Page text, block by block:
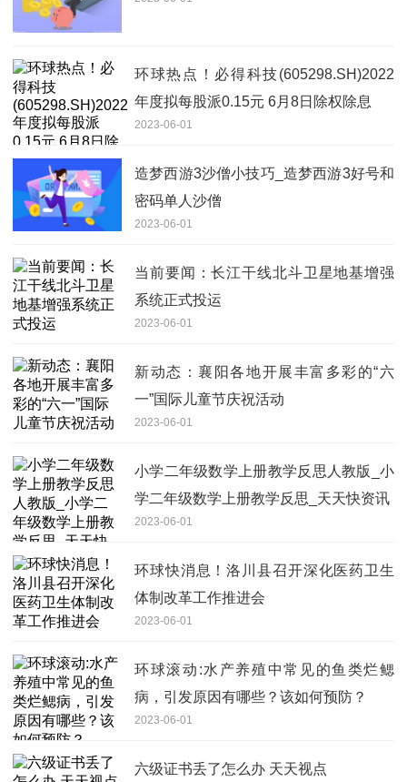
环球热点！必得科技(605298.SH)2022
年度拟每股派0.15元 6月8日除权除息
2023-06-01
造梦西游3沙僧小技巧_造梦西游3好号和
密码单人沙僧
2023-06-01
当前要闻：长江干线北斗卫星地基增强
系统正式投运
2023-06-01
新动态：襄阳各地开展丰富多彩的“六
一”国际儿童节庆祝活动
2023-06-01
小学二年级数学上册教学反思人教版_小
学二年级数学上册教学反思_天天快资讯
2023-06-01
环球快消息！洛川县召开深化医药卫生
体制改革工作推进会
2023-06-01
环球滚动:水产养殖中常见的鱼类烂鳃
病，引发原因有哪些？该如何预防？
2023-06-01
六级证书丢了怎么办 天天视点